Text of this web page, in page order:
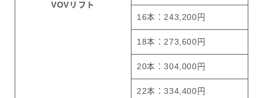
VOVリフト
16本：243,200円
18本：273,600円
20本：304,000円
22本：334,400円